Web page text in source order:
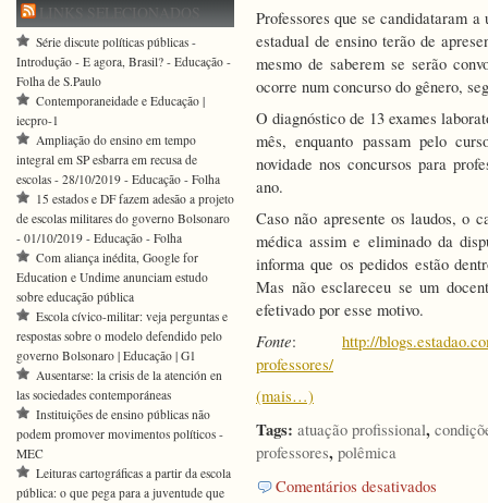
Professores que se candidataram
estadual de ensino terão de
mesmo de saberem se serão
ocorre num concurso do gênero,
O diagnóstico de 13 exames
mês, enquanto passam pelo
novidade nos concursos para
ano.
Caso não apresente os laudos, o
médica assim e eliminado da
informa que os pedidos estão
Mas não esclareceu se um
efetivado por esse motivo.
Fonte: http://
professores/
(mais…)
Tags: atuação profissional,
professores, polêmica
Comentários desativados
LINKS SELECIONADOS
Série discute políticas públicas -
Introdução - E agora, Brasil? - Educação -
Folha de S.Paulo
Contemporaneidade e Educação |
iecpro-1
Ampliação do ensino em tempo
integral em SP esbarra em recusa de
escolas - 28/10/2019 - Educação - Folha
15 estados e DF fazem adesão a projeto
de escolas militares do governo Bolsonaro
- 01/10/2019 - Educação - Folha
Com aliança inédita, Google for
Education e Undime anunciam estudo
sobre educação pública
Escola cívico-militar: veja perguntas e
respostas sobre o modelo defendido pelo
governo Bolsonaro | Educação | G1
Ausentarse: la crisis de la atención en
las sociedades contemporáneas
Instituições de ensino públicas não
podem promover movimentos políticos -
MEC
Leituras cartográficas a partir da escola
pública: o que pega para a juventude que